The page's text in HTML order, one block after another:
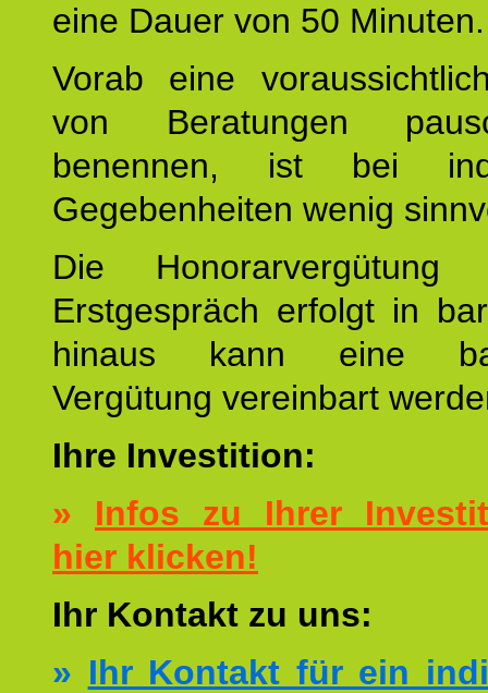
eine Dauer von 50 Minuten.
Vorab eine
von Beratungen
benennen, ist bei
Gegebenheiten wenig
Die
Erstgespräch erfolgt in
hinaus kann eine
Vergütung vereinbart
Ihre Investition:
» Infos zu Ihrer
hier klicken!
Ihr Kontakt zu uns:
» Ihr Kontakt für ein